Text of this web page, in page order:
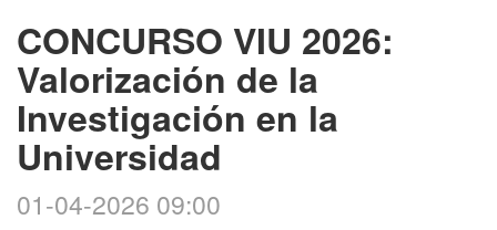
CONCURSO VIU 2026:
Valorización de la
Investigación en la
Universidad
01-04-2026 09:00